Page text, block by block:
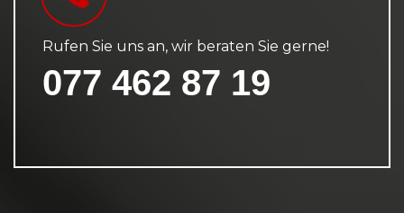
Rufen Sie uns an, wir beraten Sie gerne!
077 462 87 19